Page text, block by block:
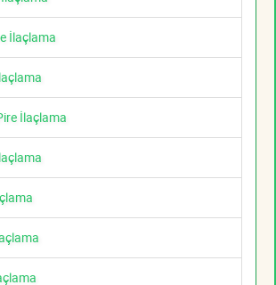
İlaçlama
İlaçlama